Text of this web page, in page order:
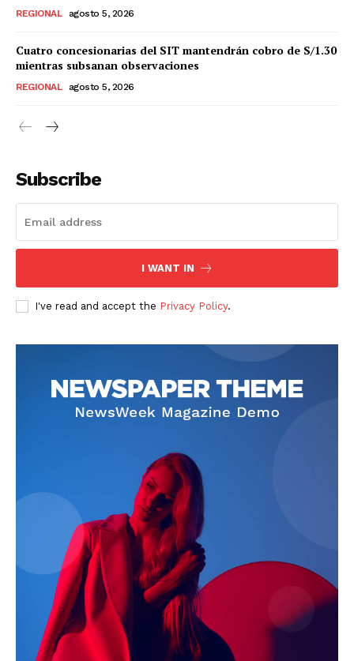
Diario los Andes
Contacto
REGIONAL agosto 5, 2026
Cuatro concesionarias del SIT mantendrán cobro de S/1.30
mientras subsanan observaciones
REGIONAL agosto 5, 2026
Subscribe
I WANT IN
I've read and accept the Privacy Policy.